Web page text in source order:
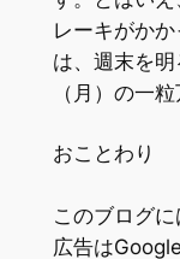
レーキがか
は、週末を
（月）の一
おことわり
このブログ
広告は